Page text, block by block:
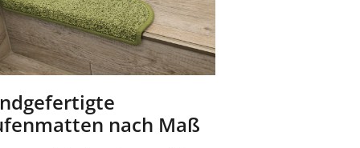
nach Maß